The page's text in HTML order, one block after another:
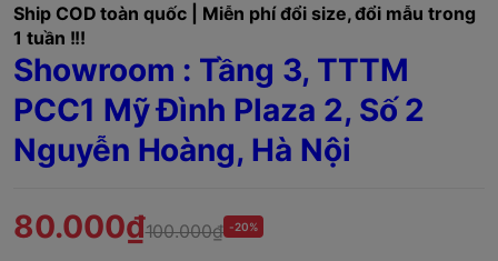
Ship COD toàn quốc | Miễn phí đổi size, đổi mẫu trong
1 tuần !!!
Showroom : Tầng 3, TTTM
PCC1 Mỹ Đình Plaza 2, Số 2
Nguyễn Hoàng, Hà Nội
80.000₫100.000₫ -20%